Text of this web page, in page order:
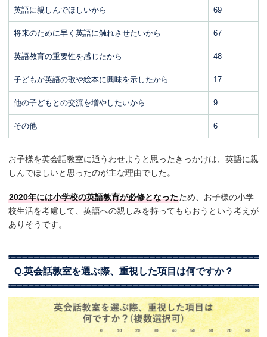
英語に親しんでほしいから 69
将来のために早く英語に触れさせたいから 67
英語教育の重要性を感じたから 48
子どもが英語の歌や絵本に興味を示したから 17
他の子どもとの交流を増やしたいから 9
その他 6
お子様を英会話教室に通うわせようと思ったきっかけは、英語に親
しんでほしいと思ったのが主な理由でした。
2020年には小学校の英語教育が必修となったため、お子様の小学
校生活を考慮して、英語への親しみを持ってもらおうという考えが
ありそうです。
Q.英会話教室を選ぶ際、重視した項目は何ですか？